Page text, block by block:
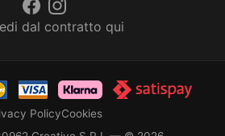
dal contratto qui
PolicyCookies